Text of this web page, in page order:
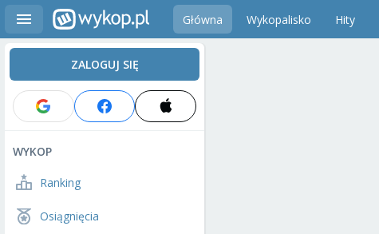
Główna Wykopalisko Hity
ZALOGUJ SIĘ
WYKOP
Ranking
Osiągnięcia